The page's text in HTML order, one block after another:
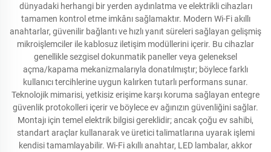
dünyadaki herhangi bir yerden aydınlatma ve elektrikli cihazları
tamamen kontrol etme imkânı sağlamaktır. Modern Wi-Fi akıllı
anahtarlar, güvenilir bağlantı ve hızlı yanıt süreleri sağlayan gelişmiş
mikroişlemciler ile kablosuz iletişim modüllerini içerir. Bu cihazlar
genellikle sezgisel dokunmatik paneller veya geleneksel
açma/kapama mekanizmalarıyla donatılmıştır; böylece farklı
kullanıcı tercihlerine uygun kalırken tutarlı performans sunar.
Teknolojik mimarisi, yetkisiz erişime karşı koruma sağlayan entegre
güvenlik protokolleri içerir ve böylece ev ağınızın güvenliğini sağlar.
Montajı için temel elektrik bilgisi gereklidir; ancak çoğu ev sahibi,
standart araçlar kullanarak ve üretici talimatlarına uyarak işlemi
kendisi tamamlayabilir. Wi-Fi akıllı anahtar, LED lambalar, akkor